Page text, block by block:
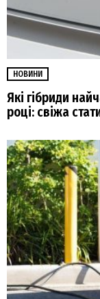
НОВИНИ
Які гібриди
році: свіжа